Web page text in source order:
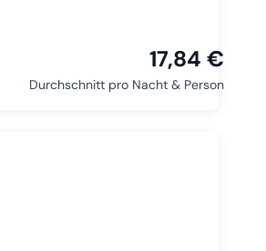
17,84 €
Durchschnitt pro Nacht & Person